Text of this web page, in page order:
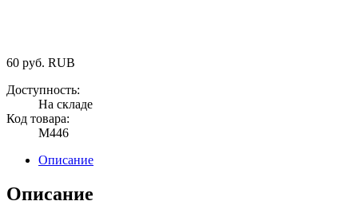
60 руб. RUB
Доступность:
На складе
Код товара:
М446
Описание
Описание